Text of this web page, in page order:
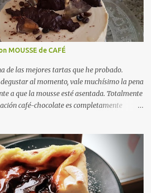
hacen de esta sartenada, un éxito
de CALABACÍN con JAMÓN y QUESO
1 calabacín · 100 grs de queso · 50
muy picadito · ...
MOUSSE de CAFÉ
de las mejores tartas que he probado.
al momento, vale muchísimo la pena
a que la mousse esté asentada. Totalmente
café-chocolate es completamente
EL BROWNIE · 150 grs de chocolate
mantequilla a temperatura ambiente · 2
panela · 30 grs de harina de repostería
LA MOUSSE DE CAFÉ · 125 grs de
·...